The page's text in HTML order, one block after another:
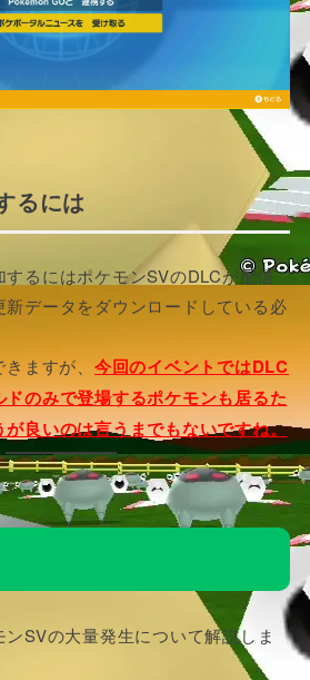
るには
するにはポケモンSVのDLCが配信
新データをダウンロードしている必
ますが、 今回のイベントではDLC
のみで登場するポケモンも居るた
良いのは言うまでもないですね。
SVの大量発生について解説しま